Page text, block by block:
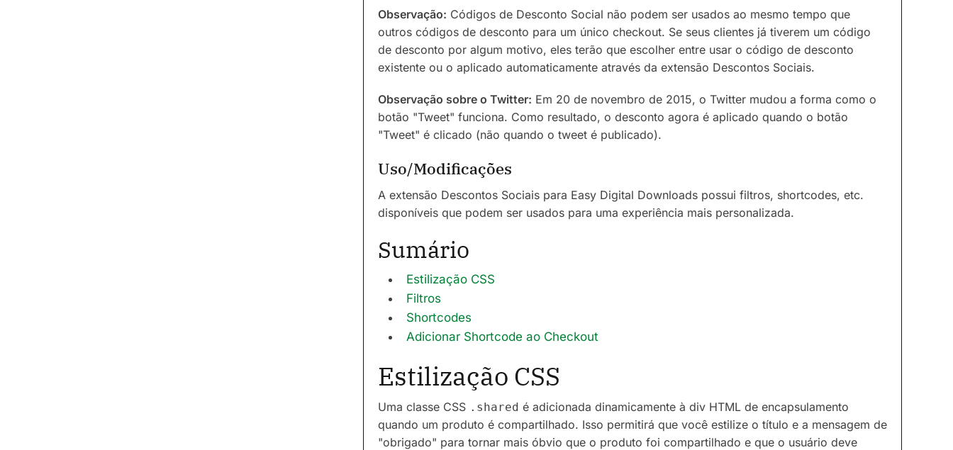
Observação: Códigos de Desconto Social não podem ser usados ao mesmo tempo que
outros códigos de desconto para um único checkout. Se seus clientes já tiverem um código
de desconto por algum motivo, eles terão que escolher entre usar o código de desconto
existente ou o aplicado automaticamente através da extensão Descontos Sociais.
Observação sobre o Twitter: Em 20 de novembro de 2015, o Twitter mudou a forma como o
botão "Tweet" funciona. Como resultado, o desconto agora é aplicado quando o botão
"Tweet" é clicado (não quando o tweet é publicado).
Uso/Modificações
A extensão Descontos Sociais para Easy Digital Downloads possui filtros, shortcodes, etc.
disponíveis que podem ser usados para uma experiência mais personalizada.
Sumário
Estilização CSS
Filtros
Shortcodes
Adicionar Shortcode ao Checkout
Estilização CSS
Uma classe CSS .shared é adicionada dinamicamente à div HTML de encapsulamento
quando um produto é compartilhado. Isso permitirá que você estilize o título e a mensagem de
"obrigado" para tornar mais óbvio que o produto foi compartilhado e que o usuário deve